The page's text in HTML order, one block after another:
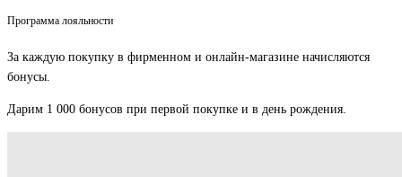
Программа лояльности
За каждую покупку в фирменном и онлайн-магазине начисляются
бонусы.
Дарим 1 000 бонусов при первой покупке и в день рождения.